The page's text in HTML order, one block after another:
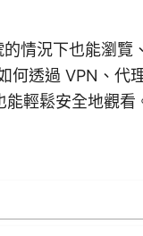
情況下也能瀏覽
何透過 VPN、代
輕鬆安全地觀看